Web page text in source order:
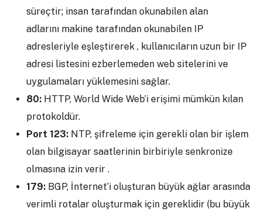
süreçtir; insan tarafından okunabilen alan
adlarını makine tarafından okunabilen IP
adresleriyle eşleştirerek , kullanıcıların uzun bir IP
adresi listesini ezberlemeden web sitelerini ve
uygulamaları yüklemesini sağlar.
80: HTTP, World Wide Web’i erişimi mümkün kılan
protokoldür.
Port 123: NTP, şifreleme için gerekli olan bir işlem
olan bilgisayar saatlerinin birbiriyle senkronize
olmasına izin verir .
179: BGP, İnternet’i oluşturan büyük ağlar arasında
verimli rotalar oluşturmak için gereklidir (bu büyük